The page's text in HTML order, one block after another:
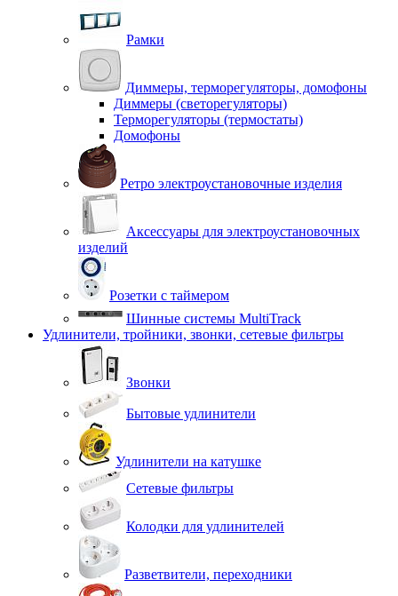
Рамки
Диммеры, терморегуляторы, домофоны
Диммеры (светорегуляторы)
Терморегуляторы (термостаты)
Домофоны
Ретро электроустановочные изделия
Аксессуары для электроустановочных
изделий
Розетки с таймером
Шинные системы MultiTrack
Удлинители, тройники, звонки, сетевые фильтры
Звонки
Бытовые удлинители
Удлинители на катушке
Сетевые фильтры
Колодки для удлинителей
Разветвители, переходники